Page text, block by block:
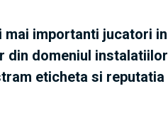
mai importanti jucatori in
din domeniul instalatiilor
eticheta si reputatia